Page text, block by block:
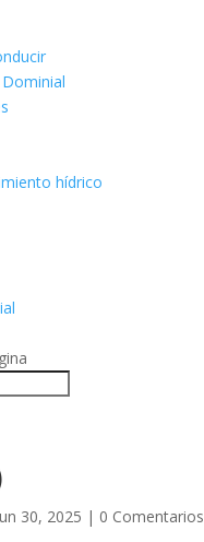
hídrico
30, 2025 | 0 Comentarios